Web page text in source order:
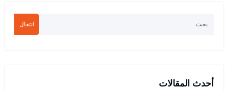
انتقال
أحدث المقالات